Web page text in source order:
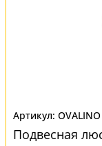
Подвесная